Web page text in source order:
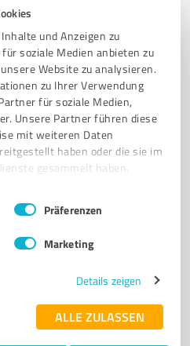
und Anzeigen zu
soziale Medien anbieten zu
Website zu analysieren.
zu Ihrer Verwendung
für soziale Medien,
Unsere Partner führen diese
mit weiteren Daten
haben oder die sie im
gesammelt haben.
Präferenzen
Marketing
Details zeigen
ALLE ZULASSEN
Coaching
1:1-COACHING
Kirchhain
/ 5,00